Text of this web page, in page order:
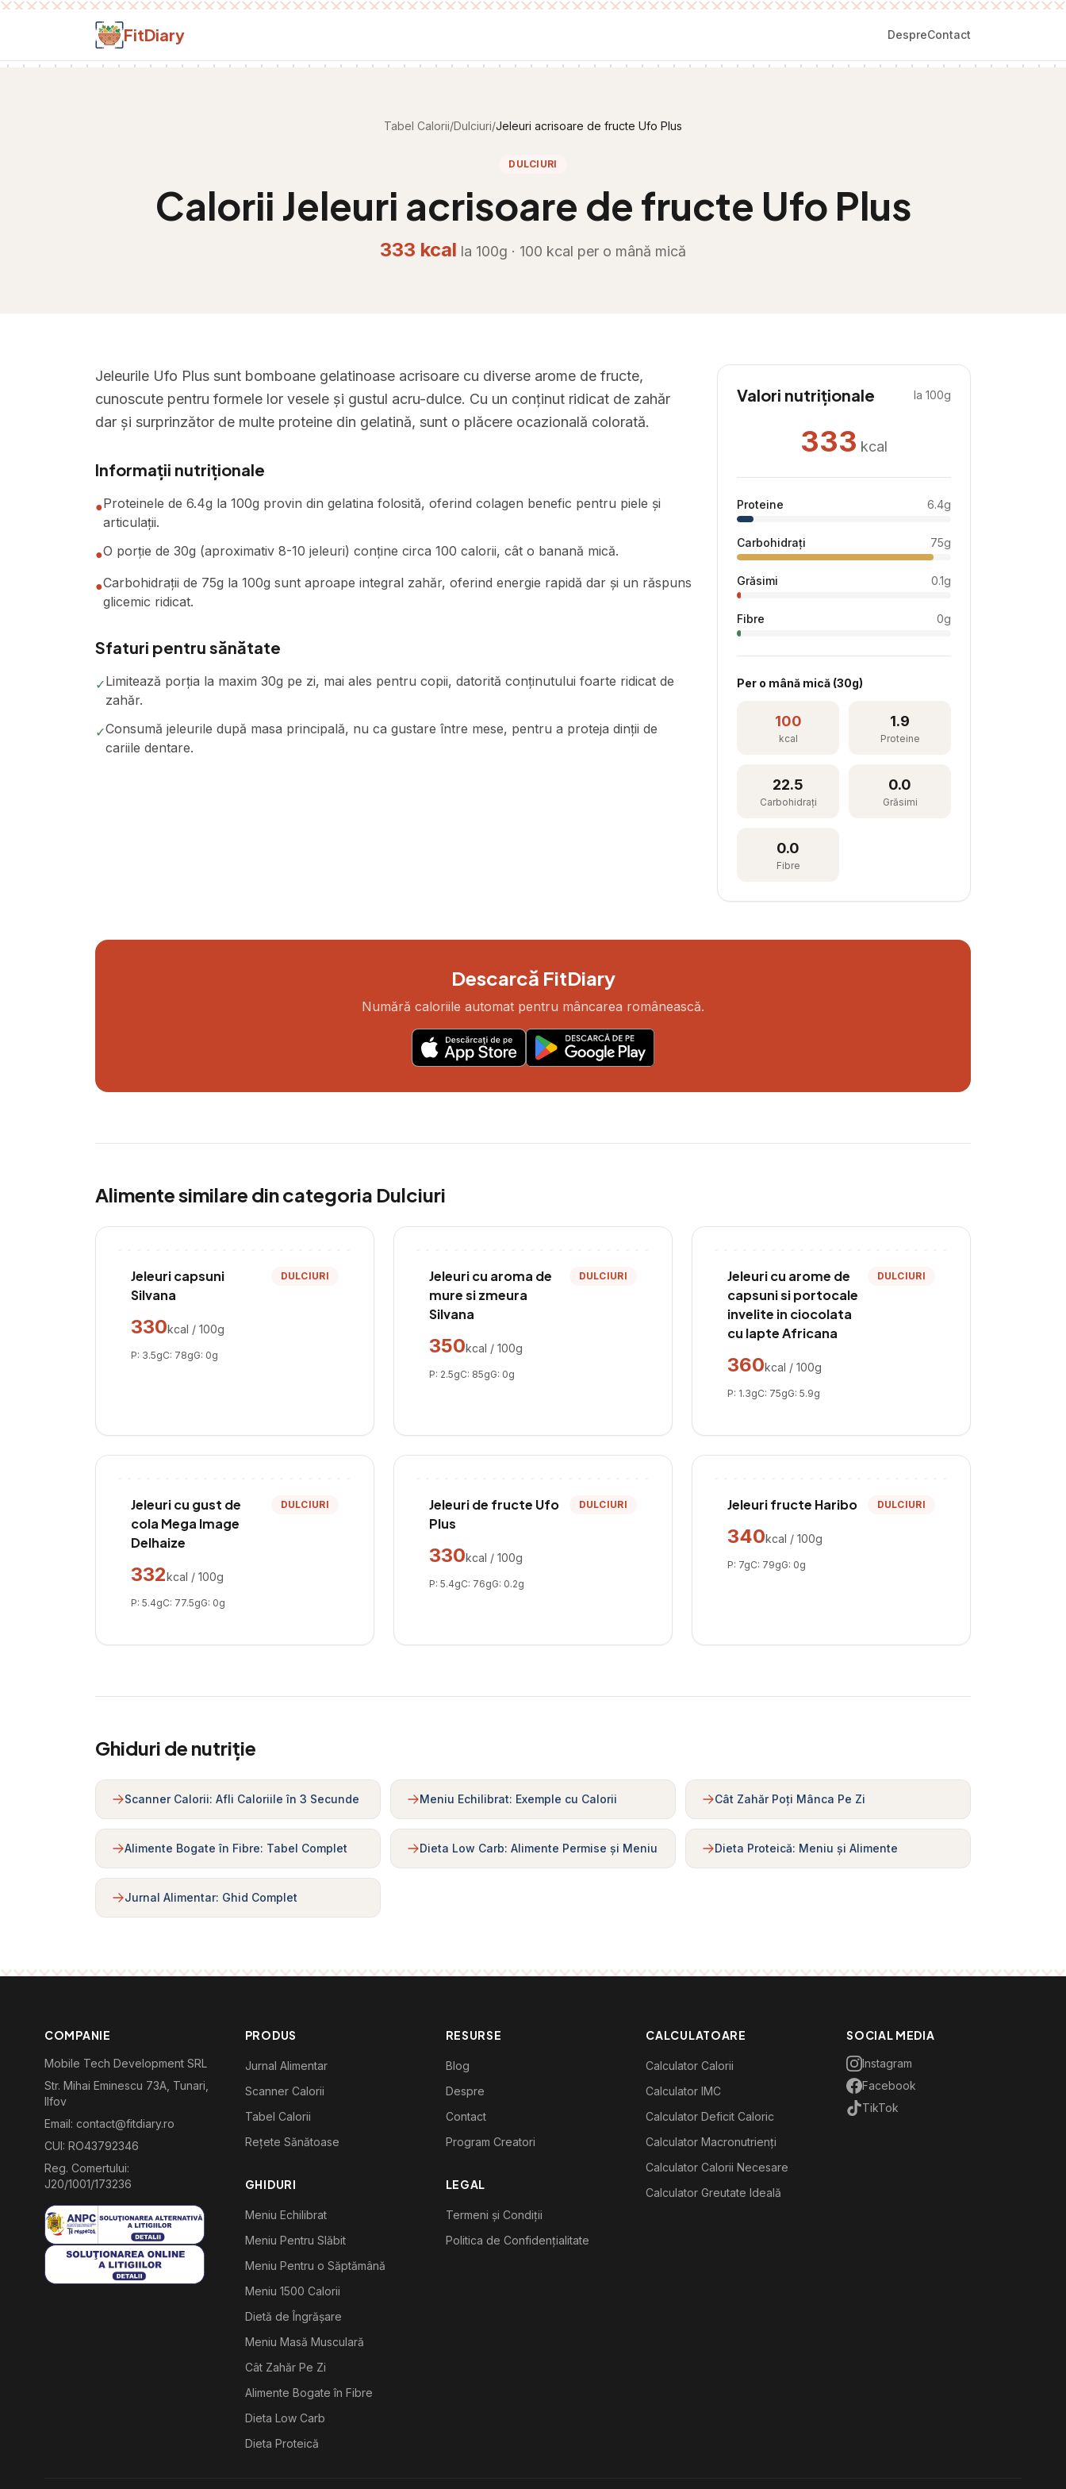
Salt la conținut
FitDiary DespreContact
Tabel Calorii/Dulciuri/Jeleuri acrisoare de fructe Ufo Plus
DULCIURI
Calorii Jeleuri acrisoare de fructe Ufo Plus
333 kcal la 100g · 100 kcal per o mână mică
Jeleurile Ufo Plus sunt bomboane gelatinoase acrisoare cu diverse arome de fructe,
cunoscute pentru formele lor vesele și gustul acru-dulce. Cu un conținut ridicat de zahăr
dar și surprinzător de multe proteine din gelatină, sunt o plăcere ocazională colorată.
Informații nutriționale
●Proteinele de 6.4g la 100g provin din gelatina folosită, oferind colagen benefic pentru piele și
articulații.
●O porție de 30g (aproximativ 8-10 jeleuri) conține circa 100 calorii, cât o banană mică.
●Carbohidrații de 75g la 100g sunt aproape integral zahăr, oferind energie rapidă dar și un răspuns
glicemic ridicat.
Sfaturi pentru sănătate
✓Limitează porția la maxim 30g pe zi, mai ales pentru copii, datorită conținutului foarte ridicat de
zahăr.
✓Consumă jeleurile după masa principală, nu ca gustare între mese, pentru a proteja dinții de
cariile dentare.
Valori nutriționale la 100g
333 kcal
Proteine 6.4g
Carbohidrați 75g
Grăsimi 0.1g
Fibre 0g
Per o mână mică (30g)
100
kcal
1.9
Proteine
22.5
Carbohidrați
0.0
Grăsimi
0.0
Fibre
Descarcă FitDiary
Numără caloriile automat pentru mâncarea românească.
Alimente similare din categoria Dulciuri
Jeleuri capsuni
Silvana
DULCIURI
330kcal / 100g
P: 3.5gC: 78gG: 0g
Jeleuri cu aroma de
mure si zmeura
Silvana
DULCIURI
350kcal / 100g
P: 2.5gC: 85gG: 0g
Jeleuri cu arome de
capsuni si portocale
invelite in ciocolata
cu lapte Africana
DULCIURI
360kcal / 100g
P: 1.3gC: 75gG: 5.9g
Jeleuri cu gust de
cola Mega Image
Delhaize
DULCIURI
332kcal / 100g
P: 5.4gC: 77.5gG: 0g
Jeleuri de fructe Ufo
Plus
DULCIURI
330kcal / 100g
P: 5.4gC: 76gG: 0.2g
Jeleuri fructe Haribo DULCIURI
340kcal / 100g
P: 7gC: 79gG: 0g
Ghiduri de nutriție
Scanner Calorii: Afli Caloriile în 3 Secunde Meniu Echilibrat: Exemple cu Calorii Cât Zahăr Poți Mânca Pe Zi
Alimente Bogate în Fibre: Tabel Complet Dieta Low Carb: Alimente Permise și Meniu Dieta Proteică: Meniu și Alimente
Jurnal Alimentar: Ghid Complet
COMPANIE
Mobile Tech Development SRL
Str. Mihai Eminescu 73A, Tunari,
Ilfov
Email: contact@fitdiary.ro
CUI: RO43792346
Reg. Comertului:
J20/1001/173236
PRODUS
Jurnal Alimentar
Scanner Calorii
Tabel Calorii
Rețete Sănătoase
GHIDURI
Meniu Echilibrat
Meniu Pentru Slăbit
Meniu Pentru o Săptămână
Meniu 1500 Calorii
Dietă de Îngrășare
Meniu Masă Musculară
Cât Zahăr Pe Zi
Alimente Bogate în Fibre
Dieta Low Carb
Dieta Proteică
RESURSE
Blog
Despre
Contact
Program Creatori
LEGAL
Termeni și Condiții
Politica de Confidențialitate
CALCULATOARE
Calculator Calorii
Calculator IMC
Calculator Deficit Caloric
Calculator Macronutrienți
Calculator Calorii Necesare
Calculator Greutate Ideală
SOCIAL MEDIA
Instagram
Facebook
TikTok